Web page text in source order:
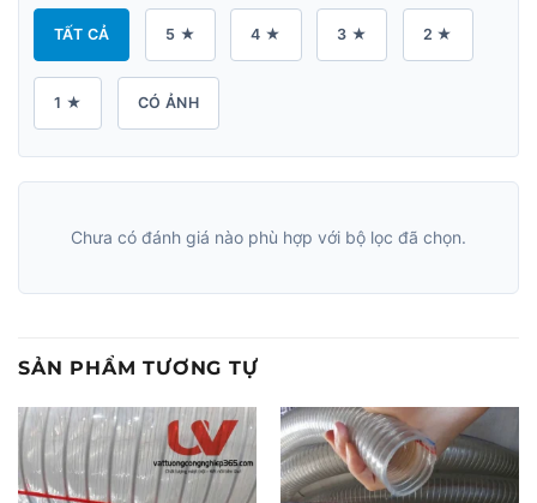
TẤT CẢ 5 ★ 4 ★ 3 ★ 2 ★
1 ★ CÓ ẢNH
Chưa có đánh giá nào phù hợp với bộ lọc đã chọn.
SẢN PHẨM TƯƠNG TỰ